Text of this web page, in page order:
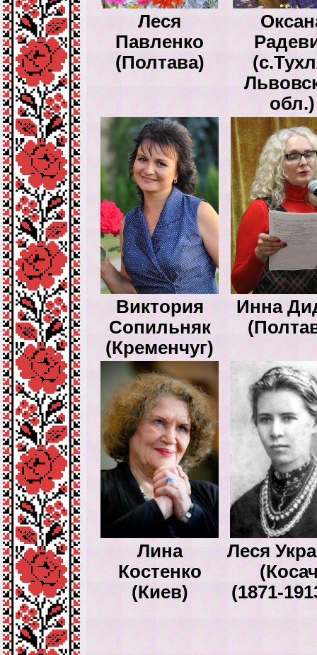
Леся
Павленко
(Полтава)
обл.)
Виктория
Сопильняк
(Кременчуг)
Инна
Лина
Костенко
(Киев)
Леся
(1871-